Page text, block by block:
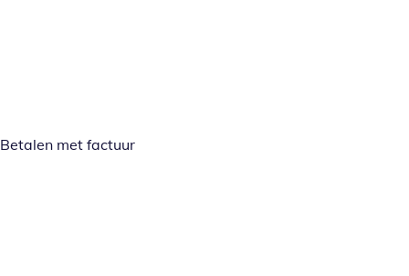
Betalen met factuur